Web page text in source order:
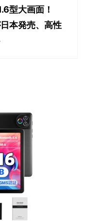
型大画面！
本発売、高性